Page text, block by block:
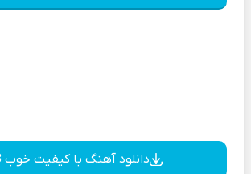
دانلود آهنگ با کیفیت خوب 128